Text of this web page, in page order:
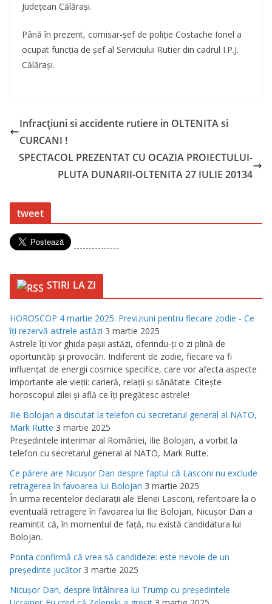
Judeţean Călăraşi.
Până în prezent, comisar-şef de poliţie Costache Ionel a
ocupat funcţia de şef al Serviciului Rutier din cadrul I.P.J.
Călăraşi.
Infracţiuni si accidente rutiere in OLTENITA si
CURCANI !
SPECTACOL PREZENTAT CU OCAZIA PROIECTULUI-
PLUTA DUNARII-OLTENITA 27 IULIE 20134
tweet
---------------
STIRI LA ZI
HOROSCOP 4 martie 2025: Previziuni pentru fiecare zodie - Ce
îţi rezervă astrele astăzi 3 martie 2025
Astrele îţi vor ghida paşii astăzi, oferindu-ţi o zi plină de
oportunităţi şi provocări. Indiferent de zodie, fiecare va fi
influenţat de energii cosmice specifice, care vor afecta aspecte
importante ale vieţii: carieră, relaţii şi sănătate. Citeşte
horoscopul zilei şi află ce îţi pregătesc astrele!
Ilie Bolojan a discutat la telefon cu secretarul general al NATO,
Mark Rutte 3 martie 2025
Preşedintele interimar al României, Ilie Bolojan, a vorbit la
telefon cu secretarul general al NATO, Mark Rutte.
Ce părere are Nicuşor Dan despre faptul că Lasconi nu exclude
retragerea în favoarea lui Bolojan 3 martie 2025
În urma recentelor declaraţii ale Elenei Lasconi, referitoare la o
eventuală retragere în favoarea lui Ilie Bolojan, Nicuşor Dan a
reamintit că, în momentul de faţă, nu există candidatura lui
Bolojan.
Ponta confirmă că vrea să candideze: este nevoie de un
preşedinte jucător 3 martie 2025
Nicuşor Dan, despre întâlnirea lui Trump cu preşedintele